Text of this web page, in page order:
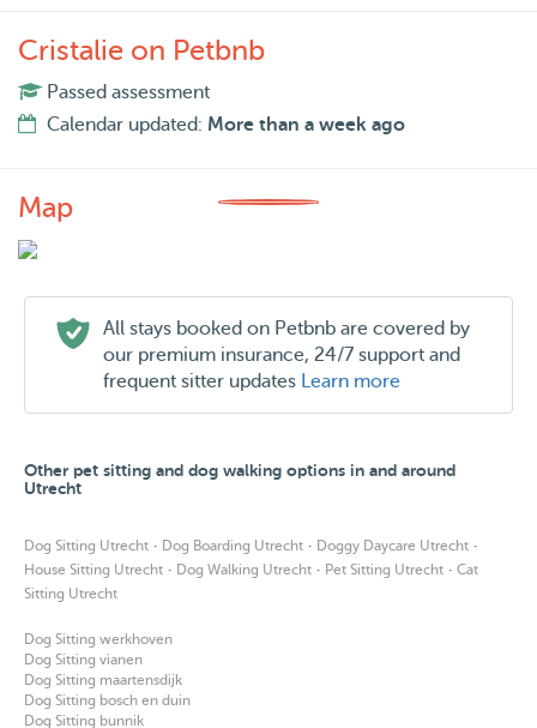
Cristalie on Petbnb
Passed assessment
Calendar updated: More than a week ago
Map
All stays booked on Petbnb are covered by
our premium insurance, 24/7 support and
frequent sitter updates Learn more
Other pet sitting and dog walking options in and around
Utrecht
Dog Sitting Utrecht · Dog Boarding Utrecht · Doggy Daycare Utrecht ·
House Sitting Utrecht · Dog Walking Utrecht · Pet Sitting Utrecht · Cat
Sitting Utrecht
Dog Sitting werkhoven
Dog Sitting vianen
Dog Sitting maartensdijk
Dog Sitting bosch en duin
Dog Sitting bunnik